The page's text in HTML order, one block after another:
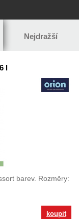
Nejdražší
l
barev. Rozměry:
koupit